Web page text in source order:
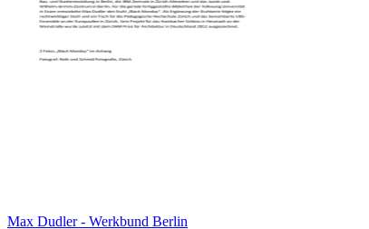
Max Dudler - Werkbund Berlin